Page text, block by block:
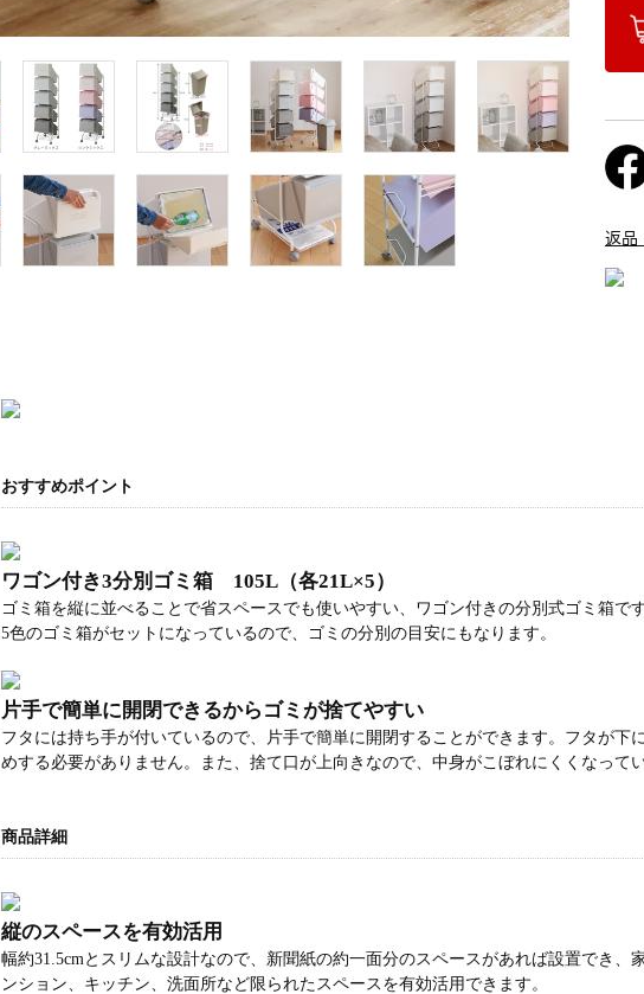
返品
おすすめポイント
ワゴン付き3分別ゴミ箱 105L（各21L×5）
ゴミ箱を縦に並べることで省スペースでも使いやすい、ワゴン付きの分別式ゴミ箱で
5色のゴミ箱がセットになっているので、ゴミの分別の目安にもなります。
片手で簡単に開閉できるからゴミが捨てやすい
フタには持ち手が付いているので、片手で簡単に開閉することができます。フタが
めする必要がありません。また、捨て口が上向きなので、中身がこぼれにくくなってい
商品詳細
縦のスペースを有効活用
幅約31.5cmとスリムな設計なので、新聞紙の約一面分のスペースがあれば設置でき
ンション、キッチン、洗面所など限られたスペースを有効活用できます。